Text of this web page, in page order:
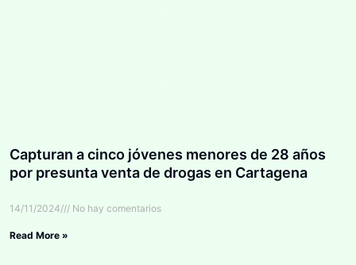
Capturan a cinco jóvenes menores de 28 años
por presunta venta de drogas en Cartagena
14/11/2024 No hay comentarios
Read More »